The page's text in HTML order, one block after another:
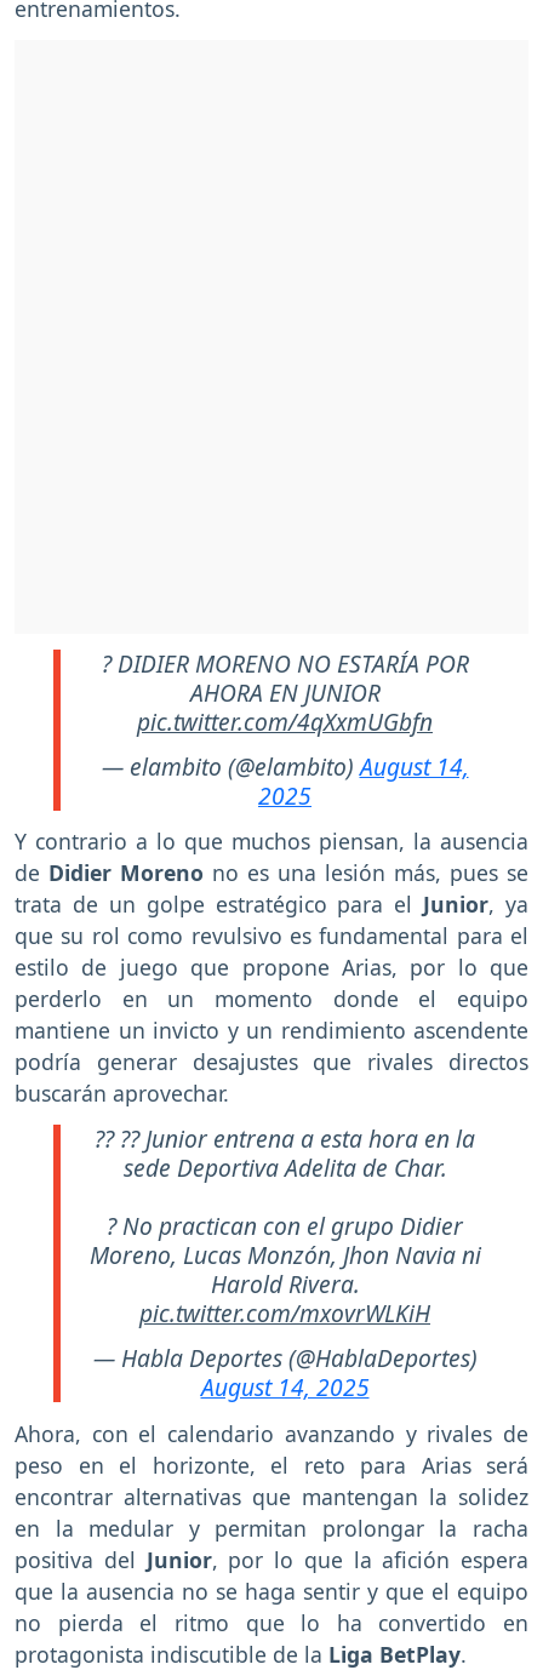
entrenamientos.
? DIDIER MORENO NO ESTARÍA POR
AHORA EN JUNIOR
pic.twitter.com/4qXxmUGbfn
— elambito (@elambito)August 14,
2025
Y contrario a lo que muchos piensan, la ausencia
de Didier Moreno no es una lesión más, pues se
trata de un golpe estratégico para el Junior, ya
que su rol como revulsivo es fundamental para el
estilo de juego que propone Arias, por lo que
perderlo en un momento donde el equipo
mantiene un invicto y un rendimiento ascendente
podría generar desajustes que rivales directos
buscarán aprovechar.
?? ?? Junior entrena a esta hora en la
sede Deportiva Adelita de Char.
? No practican con el grupo Didier
Moreno, Lucas Monzón, Jhon Navia ni
Harold Rivera.
pic.twitter.com/mxovrWLKiH
— Habla Deportes (@HablaDeportes)
August 14, 2025
Ahora, con el calendario avanzando y rivales de
peso en el horizonte, el reto para Arias será
encontrar alternativas que mantengan la solidez
en la medular y permitan prolongar la racha
positiva del Junior, por lo que la afición espera
que la ausencia no se haga sentir y que el equipo
no pierda el ritmo que lo ha convertido en
protagonista indiscutible de la Liga BetPlay.